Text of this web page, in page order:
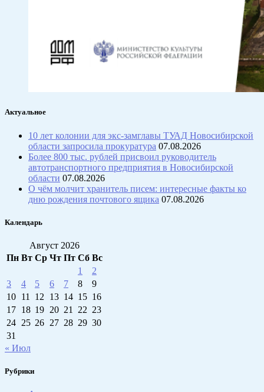
Актуальное
10 лет колонии для экс-замглавы ТУАД Новосибирской
области запросила прокуратура 07.08.2026
Более 800 тыс. рублей присвоил руководитель
автотранспортного предприятия в Новосибирской
области 07.08.2026
О чём молчит хранитель писем: интересные факты ко
дню рождения почтового ящика 07.08.2026
Календарь
Август 2026
Пн Вт Ср Чт Пт Сб Вс
1
2
3
4 5 6 7 8
9
10 11 12 13 14 15 16
17 18 19 20 21 22 23
24 25 26 27 28 29 30
31
« Июл
Рубрики